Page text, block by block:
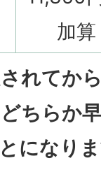
加算
れてか
ちらか
になり